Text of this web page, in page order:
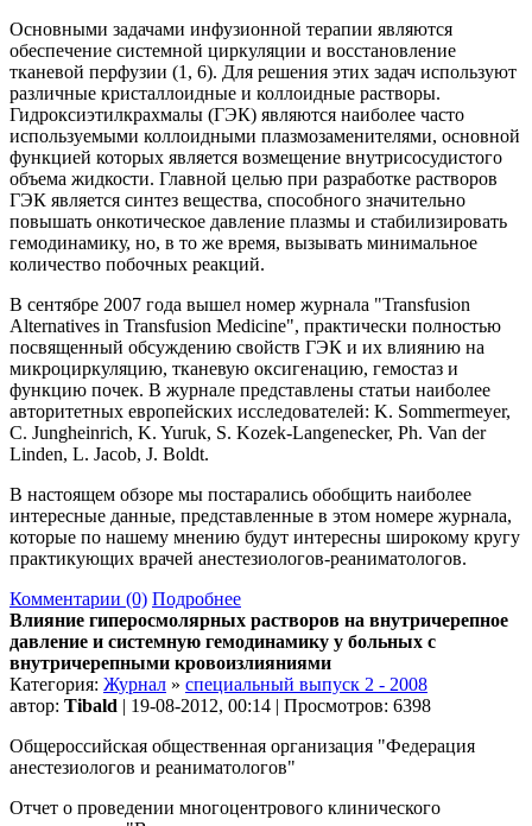
Основными задачами инфузионной терапии являются
обеспечение системной циркуляции и восстановление
тканевой перфузии (1, 6). Для решения этих задач используют
различные кристаллоидные и коллоидные растворы.
Гидроксиэтилкрахмалы (ГЭК) являются наиболее часто
используемыми коллоидными плазмозаменителями, основной
функцией которых является возмещение внутрисосудистого
объема жидкости. Главной целью при разработке растворов
ГЭК является синтез вещества, способного значительно
повышать онкотическое давление плазмы и стабилизировать
гемодинамику, но, в то же время, вызывать минимальное
количество побочных реакций.
В сентябре 2007 года вышел номер журнала "Transfusion
Alternatives in Transfusion Medicine", практически полностью
посвященный обсуждению свойств ГЭК и их влиянию на
микроциркуляцию, тканевую оксигенацию, гемостаз и
функцию почек. В журнале представлены статьи наиболее
авторитетных европейских исследователей: K. Sommermeyer,
C. Jungheinrich, K. Yuruk, S. Kozek-Langenecker, Ph. Van der
Linden, L. Jacob, J. Boldt.
В настоящем обзоре мы постарались обобщить наиболее
интересные данные, представленные в этом номере журнала,
которые по нашему мнению будут интересны широкому кругу
практикующих врачей анестезиологов-реаниматологов.
Комментарии (0) Подробнее
Влияние гиперосмолярных растворов на внутричерепное
давление и системную гемодинамику у больных с
внутричерепными кровоизлияниями
Категория: Журнал » специальный выпуск 2 - 2008
автор: Tibald | 19-08-2012, 00:14 | Просмотров: 6398
Общероссийская общественная организация "Федерация
анестезиологов и реаниматологов"
Отчет о проведении многоцентрового клинического